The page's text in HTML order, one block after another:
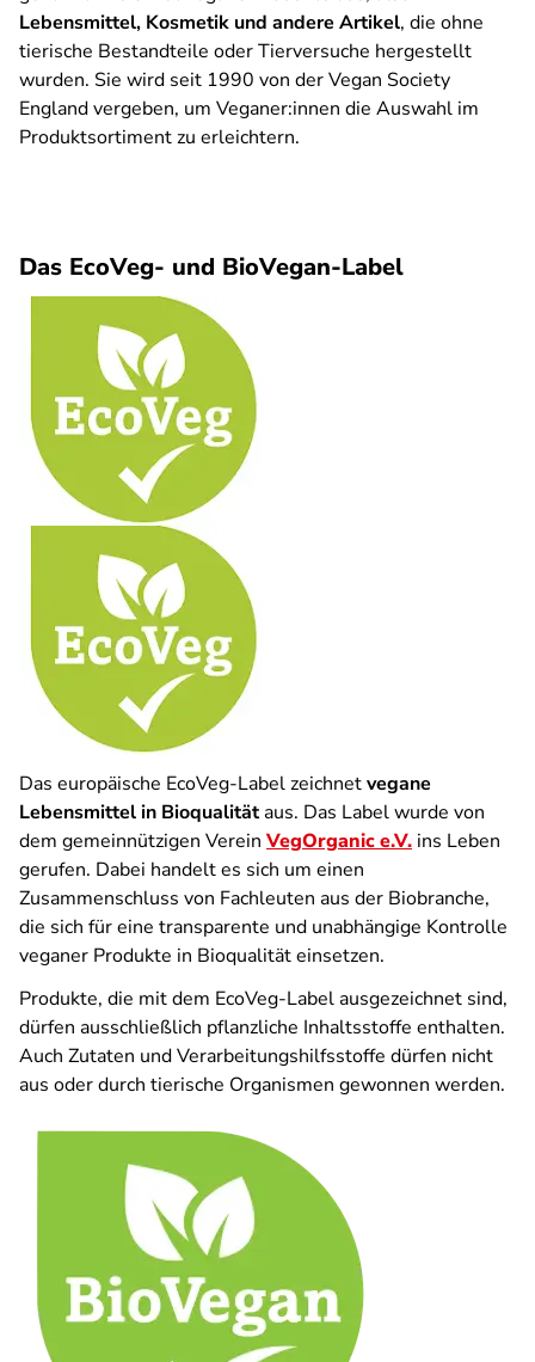
Lebensmittel, Kosmetik und andere Artikel, die ohne
tierische Bestandteile oder Tierversuche hergestellt
wurden. Sie wird seit 1990 von der Vegan Society
England vergeben, um Veganer:innen die Auswahl im
Produktsortiment zu erleichtern.
Das EcoVeg- und BioVegan-Label
Das europäische EcoVeg-Label zeichnetvegane
Lebensmittel in Bioqualitätaus. Das Label wurde von
dem gemeinnützigen Verein VegOrganic e.V. ins Leben
gerufen. Dabei handelt es sich um einen
Zusammenschluss von Fachleuten aus der Biobranche,
die sich für eine transparente und unabhängige Kontrolle
veganer Produkte in Bioqualität einsetzen.
Produkte, die mit dem EcoVeg-Label ausgezeichnet sind,
dürfen ausschließlich pflanzliche Inhaltsstoffe enthalten.
Auch Zutaten und Verarbeitungshilfsstoffe dürfen nicht
aus oder durch tierische Organismen gewonnen werden.